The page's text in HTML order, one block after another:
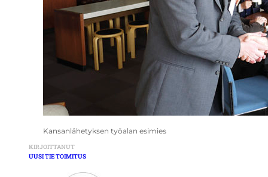
Kansanlähetyksen työalan esimies
KIRJOITTANUT
UUSI TIE TOIMITUS